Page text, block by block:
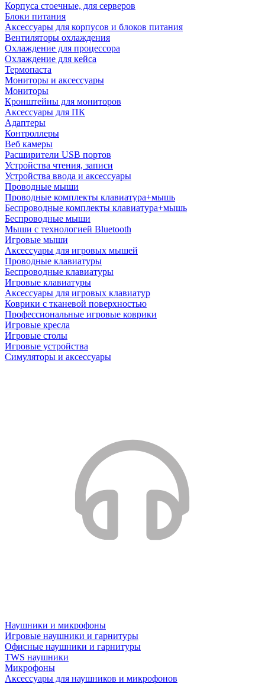
Корпуса стоечные, для серверов
Блоки питания
Аксессуары для корпусов и блоков питания
Вентиляторы охлаждения
Охлаждение для процессора
Охлаждение для кейса
Термопаста
Мониторы и аксессуары
Мониторы
Кронштейны для мониторов
Аксессуары для ПК
Адаптеры
Контроллеры
Веб камеры
Расширители USB портов
Устройства чтения, записи
Устройства ввода и аксессуары
Проводные мыши
Проводные комплекты клавиатура+мышь
Беспроводные комплекты клавиатура+мышь
Беспроводные мыши
Мыши с технологией Bluetooth
Игровые мыши
Аксессуары для игровых мышей
Проводные клавиатуры
Беспроводные клавиатуры
Игровые клавиатуры
Аксессуары для игровых клавиатур
Коврики с тканевой поверхностью
Профессиональные игровые коврики
Игровые кресла
Игровые столы
Игровые устройства
Симуляторы и аксессуары
Наушники и микрофоны
Игровые наушники и гарнитуры
Офисные наушники и гарнитуры
TWS наушники
Микрофоны
Аксессуары для наушников и микрофонов